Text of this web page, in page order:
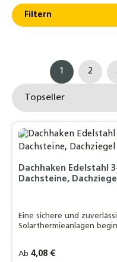
Filtern
Seite
1
Seite
2
Dachhaken Edelstahl
Dachsteine,
Eine sichere und
Solarthermieanlagen
Regulärer Preis:
Ab 4,08 €